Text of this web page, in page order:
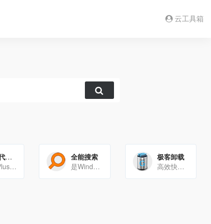
云工具箱
文本代码编辑器
EditPlus是一款文本编辑器和代码编辑器，支持多种编程语言。它具有语法高亮、代码折叠、自动完成、列编辑、括[…]
全能搜索
是Windows上一款搜索引擎，它能够基于文件名快速定文件和文件夹位置。不像Windows内置搜索，[…]
极客卸载
高效快速，小巧便携。100%免费干净去除和强制去除本机X64支持易于使用的用户界面卸载Micro[…]